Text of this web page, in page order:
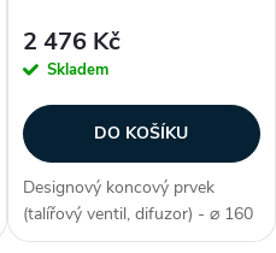
2 476 Kč
Skladem
DO KOŠÍKU
Designový koncový prvek
(talířový ventil, difuzor) - ⌀ 160
mm, barva bílá, materiál sádra,